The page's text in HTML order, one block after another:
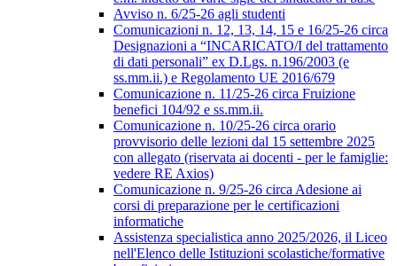
Avviso n. 6/25-26 agli studenti
Comunicazioni n. 12, 13, 14, 15 e 16/25-26 circa
Designazioni a “INCARICATO/I del trattamento
di dati personali” ex D.Lgs. n.196/2003 (e
ss.mm.ii.) e Regolamento UE 2016/679
Comunicazione n. 11/25-26 circa Fruizione
benefici 104/92 e ss.mm.ii.
Comunicazione n. 10/25-26 circa orario
provvisorio delle lezioni dal 15 settembre 2025
con allegato (riservata ai docenti - per le famiglie:
vedere RE Axios)
Comunicazione n. 9/25-26 circa Adesione ai
corsi di preparazione per le certificazioni
informatiche
Assistenza specialistica anno 2025/2026, il Liceo
nell'Elenco delle Istituzioni scolastiche/formative